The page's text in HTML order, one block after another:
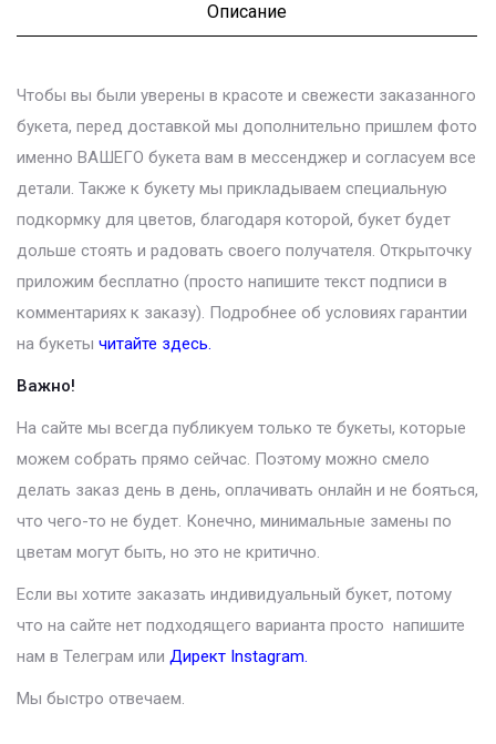
Описание
Чтобы вы были уверены в красоте и свежести заказанного
букета, перед доставкой мы дополнительно пришлем фото
именно ВАШЕГО букета вам в мессенджер и согласуем все
детали. Также к букету мы прикладываем специальную
подкормку для цветов, благодаря которой, букет будет
дольше стоять и радовать своего получателя. Открыточку
приложим бесплатно (просто напишите текст подписи в
комментариях к заказу). Подробнее об условиях гарантии
на букеты читайте здесь.
Важно!
На сайте мы всегда публикуем только те букеты, которые
можем собрать прямо сейчас. Поэтому можно смело
делать заказ день в день, оплачивать онлайн и не бояться,
что чего-то не будет. Конечно, минимальные замены по
цветам могут быть, но это не критично.
Если вы хотите заказать индивидуальный букет, потому
что на сайте нет подходящего варианта просто напишите
нам в Телеграм или Директ Instagram.
Мы быстро отвечаем.